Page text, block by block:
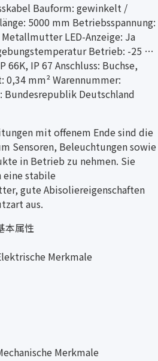
Bauform: gewinkelt /
5000 mm Betriebsspannung:
LED-Anzeige: Ja
Betrieb: -25 …
66K, IP 67 Anschluss: Buchse,
mm² Warennummer:
Bundesrepublik Deutschland
mit offenem Ende sind die
Sensoren, Beleuchtungen sowie
in Betrieb zu nehmen. Sie
eine stabile
gute Abisoliereigenschaften
aus.
本属性
Merkmale
Merkmale